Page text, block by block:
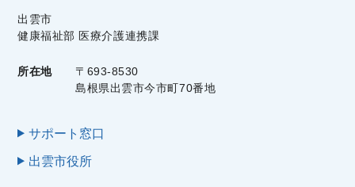
出雲市
健康福祉部 医療介護連携課
所在地
〒693-8530
島根県出雲市今市町70番地
サポート窓口
出雲市役所